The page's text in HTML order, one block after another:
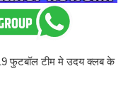
फुटबॉल टीम मे उदय क्लब के